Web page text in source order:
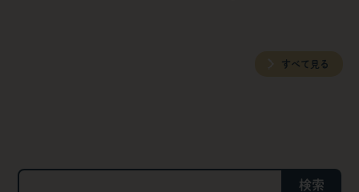
すべて見る
検索